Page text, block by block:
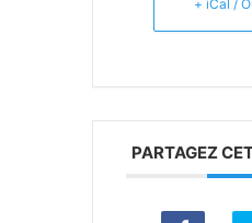
+ iCal /
PARTAGEZ